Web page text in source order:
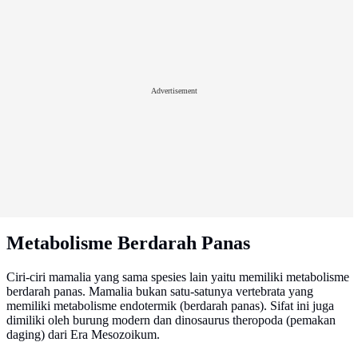
Advertisement
Metabolisme Berdarah Panas
Ciri-ciri mamalia yang sama spesies lain yaitu memiliki metabolisme
berdarah panas. Mamalia bukan satu-satunya vertebrata yang
memiliki metabolisme endotermik (berdarah panas). Sifat ini juga
dimiliki oleh burung modern dan dinosaurus theropoda (pemakan
daging) dari Era Mesozoikum.